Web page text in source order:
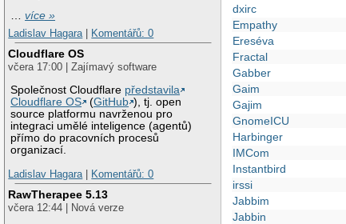
…více »
Ladislav Hagara
Komentářů: 0
Cloudflare OS
včera 17:00 | Zajímavý software
Společnost Cloudflare představila
Cloudflare OS
(GitHub ), tj. open
source platformu navrženou pro
integraci umělé inteligence (agentů)
přímo do pracovních procesů
organizací.
Ladislav Hagara
Komentářů: 0
RawTherapee 5.13
včera 12:44 | Nová verze
dxirc
Empathy
Ereséva
Fractal
Gabber
Gaim
Gajim
GnomeICU
Harbinger
IMCom
Instantbird
irssi
Jabbim
Jabbin